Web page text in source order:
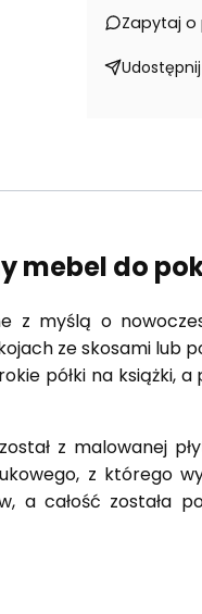
Zapytaj o
Udostępnij
mebel do
z myślą o
ze skosami lub
półki na książki,
z malowanej
z którego
a całość została